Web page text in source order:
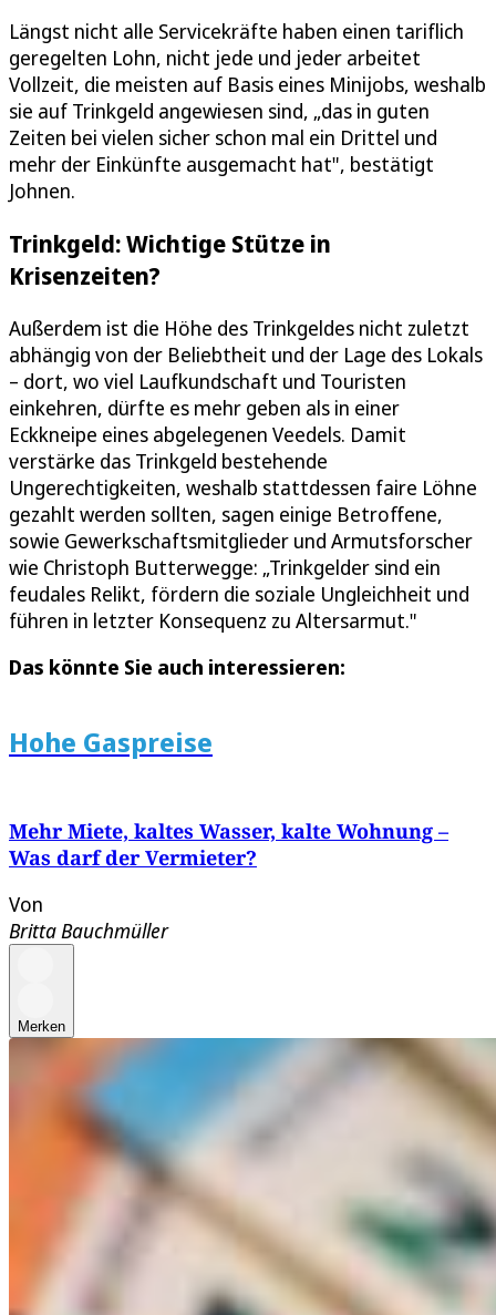
Längst nicht alle Servicekräfte haben einen tariflich
geregelten Lohn, nicht jede und jeder arbeitet
Vollzeit, die meisten auf Basis eines Minijobs, weshalb
sie auf Trinkgeld angewiesen sind, „das in guten
Zeiten bei vielen sicher schon mal ein Drittel und
mehr der Einkünfte ausgemacht hat", bestätigt
Johnen.
Trinkgeld: Wichtige Stütze in
Krisenzeiten?
Außerdem ist die Höhe des Trinkgeldes nicht zuletzt
abhängig von der Beliebtheit und der Lage des Lokals
– dort, wo viel Laufkundschaft und Touristen
einkehren, dürfte es mehr geben als in einer
Eckkneipe eines abgelegenen Veedels. Damit
verstärke das Trinkgeld bestehende
Ungerechtigkeiten, weshalb stattdessen faire Löhne
gezahlt werden sollten, sagen einige Betroffene,
sowie Gewerkschaftsmitglieder und Armutsforscher
wie Christoph Butterwegge: „Trinkgelder sind ein
feudales Relikt, fördern die soziale Ungleichheit und
führen in letzter Konsequenz zu Altersarmut."
Das könnte Sie auch interessieren:
Hohe Gaspreise
Mehr Miete, kaltes Wasser, kalte Wohnung –
Was darf der Vermieter?
Von
Britta Bauchmüller
Merken